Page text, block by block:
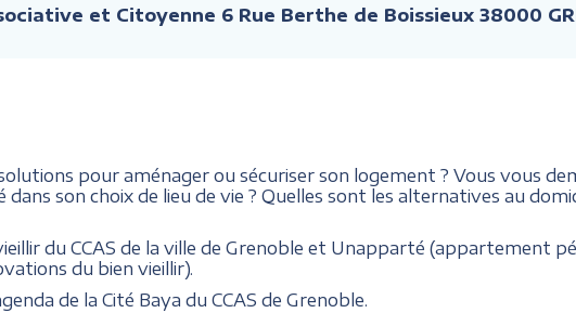
et Citoyenne 6 Rue Berthe de Boissieux 38000
pour aménager ou sécuriser son logement ? Vous vous
son choix de lieu de vie ? Quelles sont les alternatives au
du CCAS de la ville de Grenoble et Unapparté (appartement
du bien vieillir).
de la Cité Baya du CCAS de Grenoble.